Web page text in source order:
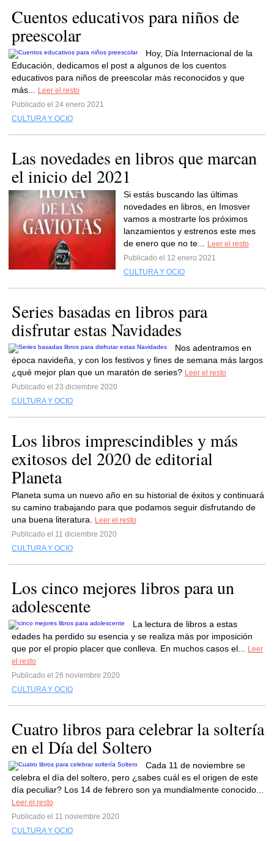
Cuentos educativos para niños de
preescolar
Hoy, Día Internacional de la
Educación, dedicamos el post a algunos de los cuentos
educativos para niños de preescolar más reconocidos y que
más...
Leer el resto
Publicado el 24 enero 2021
CULTURA Y OCIO
Las novedades en libros que marcan
el inicio del 2021
Si estás buscando las últimas
novedades en libros, en Imosver
vamos a mostrarte los próximos
lanzamientos y estrenos este mes
de enero que no te...
Leer el resto
Publicado el 12 enero 2021
CULTURA Y OCIO
Series basadas en libros para
disfrutar estas Navidades
Nos adentramos en
época navideña, y con los festivos y fines de semana más largos
¿qué mejor plan que un maratón de series? Leer el resto
Publicado el 23 diciembre 2020
CULTURA Y OCIO
Los libros imprescindibles y más
exitosos del 2020 de editorial
Planeta
Planeta suma un nuevo año en su historial de éxitos y continuará
su camino trabajando para que podamos seguir disfrutando de
una buena literatura.
Leer el resto
Publicado el 11 diciembre 2020
CULTURA Y OCIO
Los cinco mejores libros para un
adolescente
La lectura de libros a estas
edades ha perdido su esencia y se realiza más por imposición
que por el propio placer que conlleva. En muchos casos el...
Leer
el resto
Publicado el 26 noviembre 2020
CULTURA Y OCIO
Cuatro libros para celebrar la soltería
en el Día del Soltero
Cada 11 de noviembre se
celebra el día del soltero, pero ¿sabes cuál es el origen de este
día peculiar? Los 14 de febrero son ya mundialmente conocido...
Leer el resto
Publicado el 11 noviembre 2020
CULTURA Y OCIO